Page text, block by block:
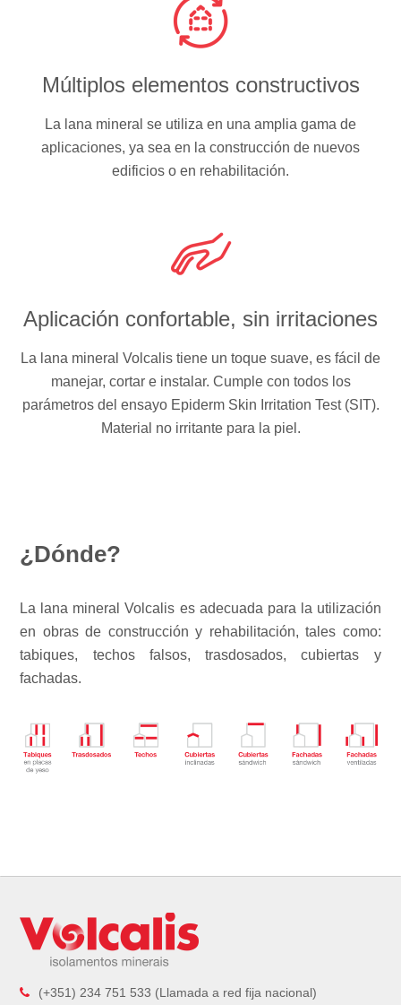
Múltiplos elementos constructivos
La lana mineral se utiliza en una amplia gama de
aplicaciones, ya sea en la construcción de nuevos
edificios o en rehabilitación.
Aplicación confortable, sin irritaciones
La lana mineral Volcalis tiene un toque suave, es fácil de
manejar, cortar e instalar. Cumple con todos los
parámetros del ensayo Epiderm Skin Irritation Test (SIT).
Material no irritante para la piel.
¿Dónde?
La lana mineral Volcalis es adecuada para la utilización
en obras de construcción y rehabilitación, tales como:
tabiques, techos falsos, trasdosados, cubiertas y
fachadas.
(+351) 234 751 533 (Llamada a red fija nacional)